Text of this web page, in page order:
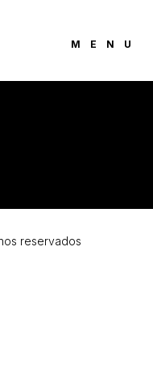
MENU
reservados